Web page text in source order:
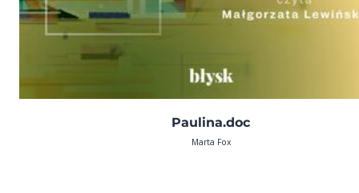
Paulina.doc
Marta Fox